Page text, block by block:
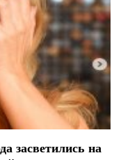
засветились на